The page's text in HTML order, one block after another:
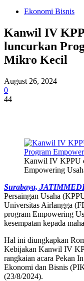
Ekonomi Bisnis
Kanwil IV
luncurkan
Mikro Kecil
August 26, 2024
0
44
Kanwil IV KPPU
Empowering
Surabaya,
Persaingan Usaha
Universitas Airlangga
program Empowering
kesempatan kepada
Hal ini diungkapkan
Kebijakan Kanwil IV
rangkaian acara Pekan
Ekonomi dan Bisnis
(23/8/2024).